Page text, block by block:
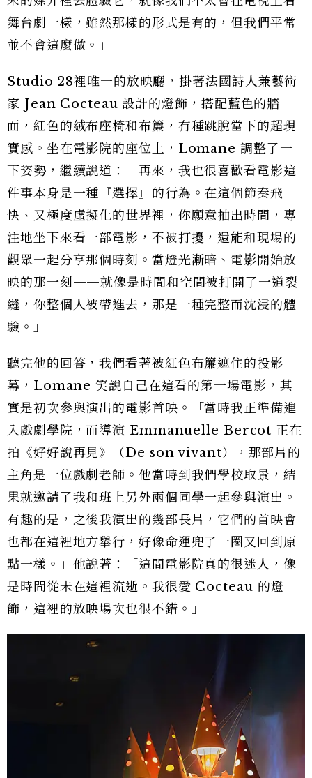
舞台劇一樣，雖然那樣的形式是有的，但我們平常
並不會這麼做。」
Studio 28裡唯一的放映廳，掛著法國詩人兼藝術
家 Jean Cocteau 設計的燈飾，搭配藍色的牆
面，紅色的絨布座椅和布簾，有種跳脫當下的超現
實感。坐在電影院的座位上，Lomane 調整了一
下姿勢，繼續說道：「再來，我也很喜歡看電影這
件事本身是一種『選擇』的行為。在這個節奏飛
快、又極度虛擬化的世界裡，你願意抽出時間，專
注地坐下來看一部電影，不被打擾，還能和現場的
觀眾一起分享那個時刻。當燈光漸暗、電影開始放
映的那一刻——就像是時間和空間被打開了一道裂
縫，你整個人被帶進去，那是一種完整而沈浸的體
驗。」
聽完他的回答，我們看著被紅色布簾遮住的投影
幕，Lomane 笑說自己在這看的第一場電影，其
實是初次參與演出的電影首映。「當時我正準備進
入戲劇學院，而導演 Emmanuelle Bercot 正在
拍《好好說再見》（De son vivant），那部片的
主角是一位戲劇老師。他當時到我們學校取景，結
果就邀請了我和班上另外兩個同學一起參與演出。
有趣的是，之後我演出的幾部長片，它們的首映會
也都在這裡地方舉行，好像命運兜了一圈又回到原
點一樣。」他說著：「這間電影院真的很迷人，像
是時間從未在這裡流逝。我很愛 Cocteau 的燈
飾，這裡的放映場次也很不錯。」